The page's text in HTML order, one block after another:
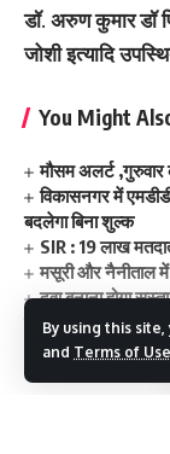
By using this
and Terms of Use
डॉ. अरुण कुमार डॉ
जोशी इत्यादि
You Might
मौसम अलर्ट
विकासनगर में
बदलेगा बिना शुल्क
SIR : 19 लाख
मसूरी और नैनीताल
दवा बनाना होगा
नई रफ्तार